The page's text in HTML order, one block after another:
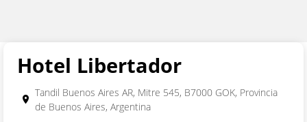
Hotel Libertador
Tandil Buenos Aires AR, Mitre 545, B7000 GOK, Provincia
de Buenos Aires, Argentina